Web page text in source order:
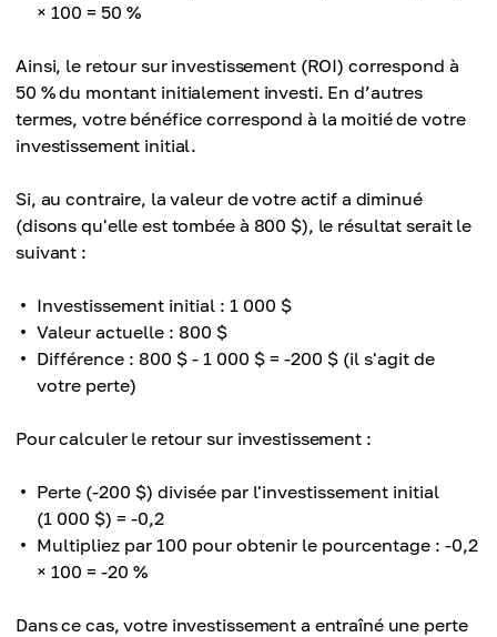
× 100 = 50 %
Ainsi, le retour sur investissement (ROI) correspond à
50 % du montant initialement investi. En d’autres
termes, votre bénéfice correspond à la moitié de votre
investissement initial.
Si, au contraire, la valeur de votre actif a diminué
(disons qu'elle est tombée à 800 $), le résultat serait le
suivant :
Investissement initial : 1 000 $
Valeur actuelle : 800 $
Différence : 800 $ - 1 000 $ = -200 $ (il s'agit de
votre perte)
Pour calculer le retour sur investissement :
Perte (-200 $) divisée par l'investissement initial
(1 000 $) = -0,2
Multipliez par 100 pour obtenir le pourcentage : -0,2
× 100 = -20 %
Dans ce cas, votre investissement a entraîné une perte